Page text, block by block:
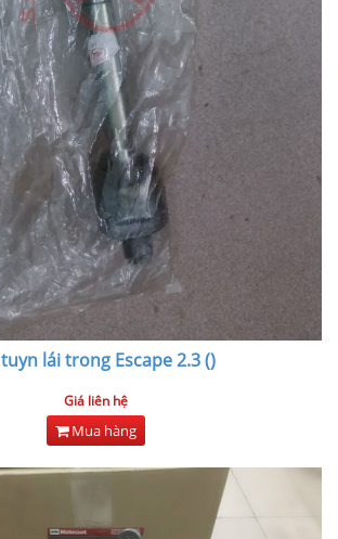
lái trong Escape 2.3 ()
Giá liên hệ
Mua hàng